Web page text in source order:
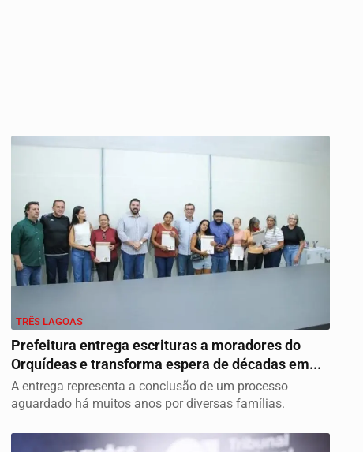
TRÊS LAGOAS
Prefeitura entrega escrituras a moradores do
Orquídeas e transforma espera de décadas em...
A entrega representa a conclusão de um processo
aguardado há muitos anos por diversas famílias.